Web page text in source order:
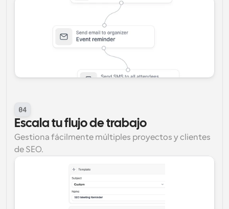
04
Escala tu flujo de trabajo
Gestiona fácilmente múltiples proyectos y clientes
de SEO.